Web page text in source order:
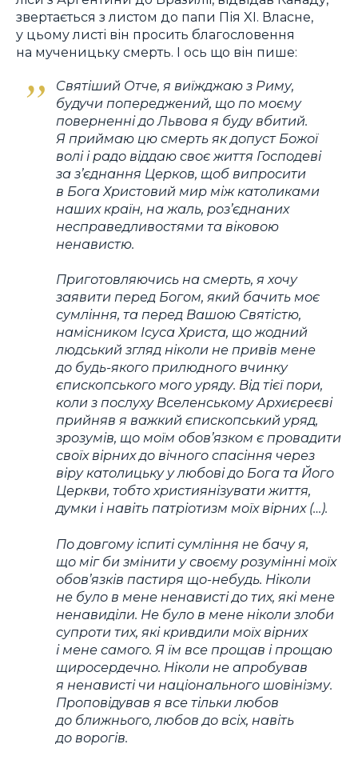
звертається з листом до папи Пія XI. Власне,
у цьому листі він просить благословення
на мученицьку смерть. І ось що він пише:
Cвятіший Отче, я виїжджаю з Риму,
будучи попереджений, що по моєму
поверненні до Львова я буду вбитий.
Я приймаю цю смерть як допуст Божої
волі і радо віддаю своє життя Господеві
за з’єднання Церков, щоб випросити
в Бога Христовий мир між католиками
наших країн, на жаль, роз’єднаних
несправедливостями та віковою
ненавистю.
Приготовляючись на смерть, я хочу
заявити перед Богом, який бачить моє
сумління, та перед Вашою Святістю,
намісником Ісуса Христа, що жодний
людський згляд ніколи не привів мене
до будь-якого прилюдного вчинку
єпископського мого уряду. Від тієї пори,
коли з послуху Вселенському Архиєреєві
прийняв я важкий єпископський уряд,
зрозумів, що моїм обов’язком є провадити
своїх вірних до вічного спасіння через
віру католицьку у любові до Бога та Його
Церкви, тобто християнізувати життя,
думки і навіть патріотизм моїх вірних (…).
По довгому іспиті сумління не бачу я,
що міг би змінити у своєму розумінні моїх
обов’язків пастиря що-небудь. Ніколи
не було в мене ненависті до тих, які мене
ненавиділи. Не було в мене ніколи злоби
супроти тих, які кривдили моїх вірних
і мене самого. Я їм все прощав і прощаю
щиросердечно. Ніколи не апробував
я ненависті чи національного шовінізму.
Проповідував я все тільки любов
до ближнього, любов до всіх, навіть
до ворогів.